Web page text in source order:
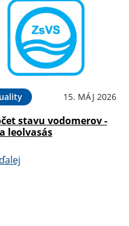
15. MÁJ 2026
stavu vodomerov -
leolvasás